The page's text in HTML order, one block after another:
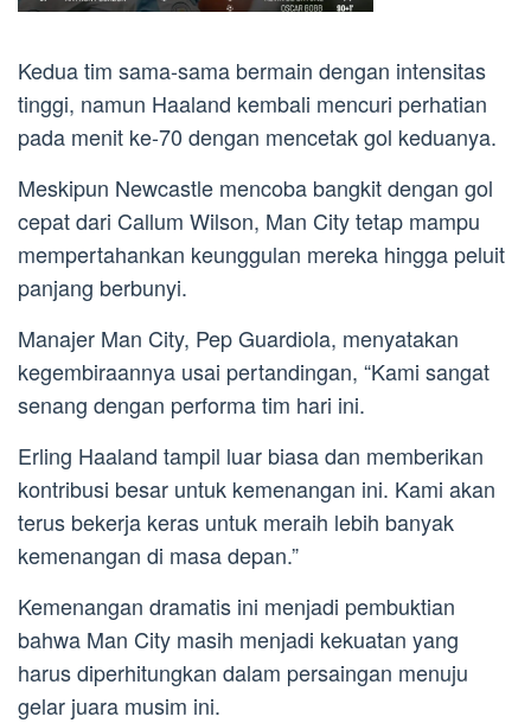
Kedua tim sama-sama bermain dengan intensitas
tinggi, namun Haaland kembali mencuri perhatian
pada menit ke-70 dengan mencetak gol keduanya.
Meskipun Newcastle mencoba bangkit dengan gol
cepat dari Callum Wilson, Man City tetap mampu
mempertahankan keunggulan mereka hingga peluit
panjang berbunyi.
Manajer Man City, Pep Guardiola, menyatakan
kegembiraannya usai pertandingan, “Kami sangat
senang dengan performa tim hari ini.
Erling Haaland tampil luar biasa dan memberikan
kontribusi besar untuk kemenangan ini. Kami akan
terus bekerja keras untuk meraih lebih banyak
kemenangan di masa depan.”
Kemenangan dramatis ini menjadi pembuktian
bahwa Man City masih menjadi kekuatan yang
harus diperhitungkan dalam persaingan menuju
gelar juara musim ini.